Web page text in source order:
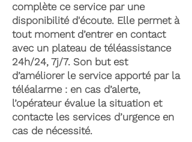
complète ce service par une
disponibilité d'écoute. Elle permet à
tout moment d’entrer en contact
avec un plateau de téléassistance
24h/24, 7j/7. Son but est
d’améliorer le service apporté par la
téléalarme : en cas d’alerte,
l’opérateur évalue la situation et
contacte les services d’urgence en
cas de nécessité.